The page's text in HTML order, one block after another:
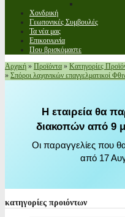
Χονδρική
Γεωπονικές Συμβουλές
Τα νέα μας
Επικοινωνία
Που βρισκόμαστε
Αρχική » Προϊόντα » Κατηγορίες
» Σπόροι λαχανικών επαγγελματικοί
Η εταιρεία θα
διακοπών από 9
Οι παραγγελίες που
από 17
κατηγορίες προιόντων